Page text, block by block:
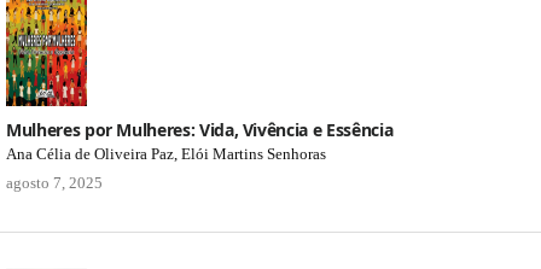
Mulheres por Mulheres: Vida, Vivência e Essência
Ana Célia de Oliveira Paz, Elói Martins Senhoras
agosto 7, 2025